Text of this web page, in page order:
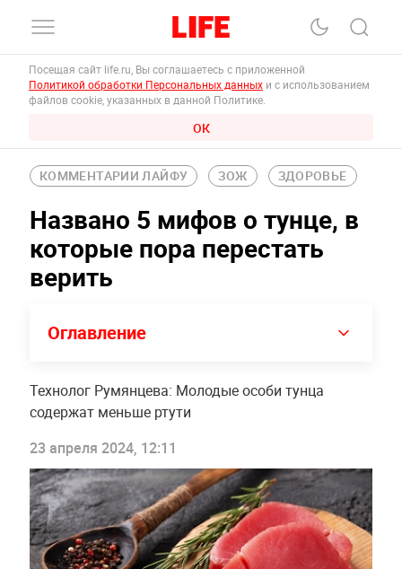
Посещая сайт life.ru, Вы соглашаетесь с приложенной
Политикой обработки Персональных данных и с использованием
файлов cookie, указанных в данной Политике.
ОК
КОММЕНТАРИИ ЛАЙФУ ЗОЖ ЗДОРОВЬЕ
Названо 5 мифов о тунце, в
которые пора перестать
верить
Оглавление
Технолог Румянцева: Молодые особи тунца
содержат меньше ртути
23 апреля 2024, 12:11